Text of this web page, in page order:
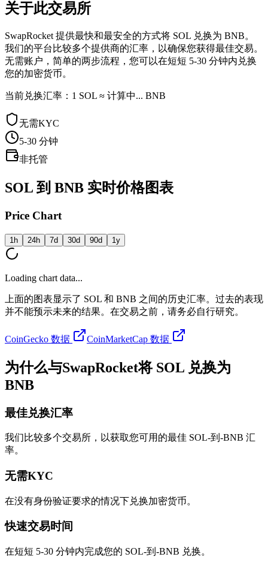
关于此交易所
SwapRocket 提供最快和最安全的方式将 SOL 兑换为 BNB。
我们的平台比较多个提供商的汇率，以确保您获得最佳交易。
无需账户，简单的两步流程，您可以在短短 5-30 分钟内兑换
您的加密货币。
当前兑换汇率：1 SOL ≈ 计算中... BNB
无需KYC
5-30 分钟
非托管
SOL 到 BNB 实时价格图表
Price Chart
1h 24h 7d 30d 90d 1y
Loading chart data...
上面的图表显示了 SOL 和 BNB 之间的历史汇率。过去的表现
并不能预示未来的结果。在交易之前，请务必自行研究。
CoinGecko 数据 CoinMarketCap 数据
为什么与SwapRocket将 SOL 兑换为
BNB
最佳兑换汇率
我们比较多个交易所，以获取您可用的最佳 SOL-到-BNB 汇
率。
无需KYC
在没有身份验证要求的情况下兑换加密货币。
快速交易时间
在短短 5-30 分钟内完成您的 SOL-到-BNB 兑换。